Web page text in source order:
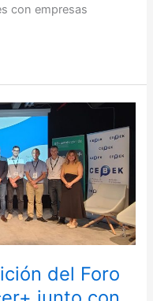
con empresas
del Foro